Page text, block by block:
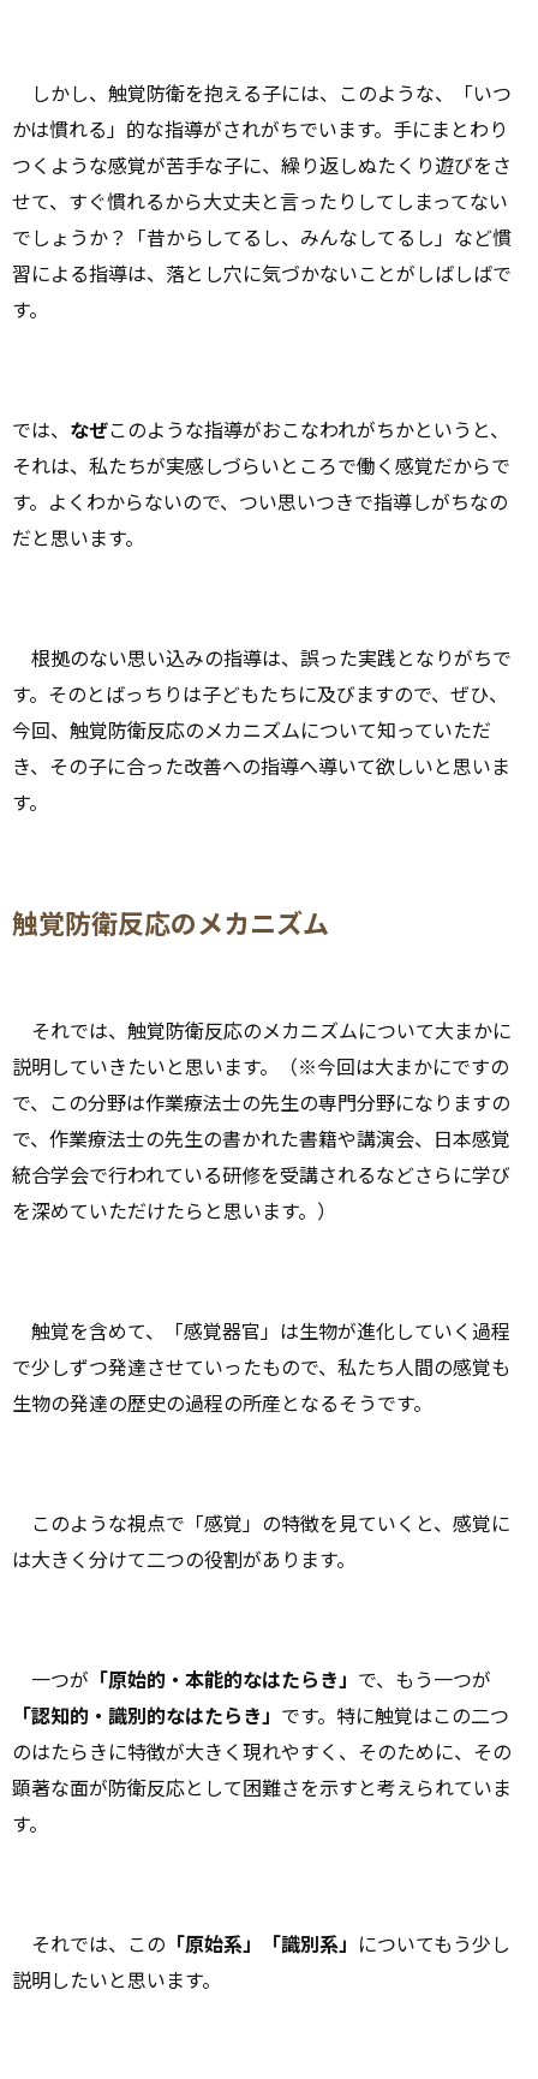
しかし、触覚防衛を抱える子には、このような、「いつ
かは慣れる」的な指導がされがちでいます。手にまとわり
つくような感覚が苦手な子に、繰り返しぬたくり遊びをさ
せて、すぐ慣れるから大丈夫と言ったりしてしまってない
でしょうか？「昔からしてるし、みんなしてるし」など慣
習による指導は、落とし穴に気づかないことがしばしばで
す。
では、 なぜこのような指導がおこなわれがちかというと、
それは、私たちが実感しづらいところで働く感覚だからで
す。よくわからないので、つい思いつきで指導しがちなの
だと思います。
根拠のない思い込みの指導は、誤った実践となりがちで
す。そのとばっちりは子どもたちに及びますので、ぜひ、
今回、触覚防衛反応のメカニズムについて知っていただ
き、その子に合った改善への指導へ導いて欲しいと思いま
す。
触覚防衛反応のメカニズム
それでは、触覚防衛反応のメカニズムについて大まかに
説明していきたいと思います。（※今回は大まかにですの
で、この分野は作業療法士の先生の専門分野になりますの
で、作業療法士の先生の書かれた書籍や講演会、日本感覚
統合学会で行われている研修を受講されるなどさらに学び
を深めていただけたらと思います。）
触覚を含めて、「感覚器官」は生物が進化していく過程
で少しずつ発達させていったもので、私たち人間の感覚も
生物の発達の歴史の過程の所産となるそうです。
このような視点で「感覚」の特徴を見ていくと、感覚に
は大きく分けて二つの役割があります。
一つが 「原始的・本能的なはたらき」 で、もう一つが
「認知的・識別的なはたらき」 です。特に触覚はこの二つ
のはたらきに特徴が大きく現れやすく、そのために、その
顕著な面が防衛反応として困難さを示すと考えられていま
す。
それでは、この 「原始系」「識別系」 についてもう少し
説明したいと思います。